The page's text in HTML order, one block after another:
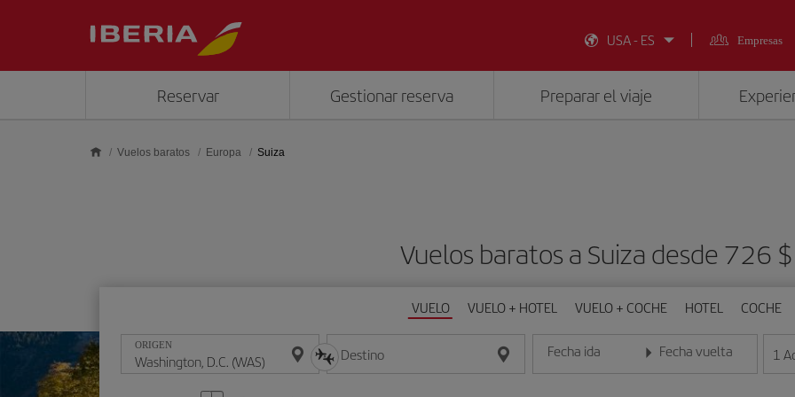
USA - ES
Empresas
Reservar Gestionar reserva Preparar el viaje
Vuelos baratos Europa Suiza
Vuelos baratos a Suiza desde 726 $
VUELO VUELO + HOTEL VUELO + COCHE HOTEL COCHE
ORIGEN Destino Fecha ida
Introduce la fecha en formato día/mes/año
Fecha vuelta
Introduce la fecha en 1